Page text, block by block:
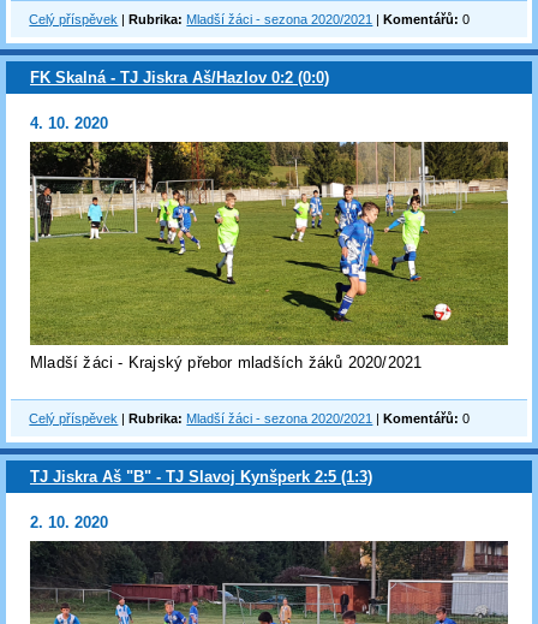
Celý příspěvek |Rubrika: Mladší žáci - sezona 2020/2021 |Komentářů: 0
FK Skalná - TJ Jiskra Aš/Hazlov 0:2 (0:0)
4. 10. 2020
Mladší žáci - Krajský přebor mladších žáků 2020/2021
Celý příspěvek Rubrika: Mladší žáci - sezona 2020/2021 Komentářů: 0
TJ Jiskra Aš "B" - TJ Slavoj Kynšperk 2:5 (1:3)
2. 10. 2020